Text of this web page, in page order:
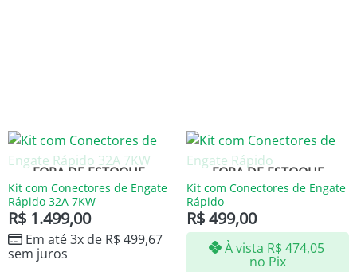
FORA DE ESTOQUE
Kit com Conectores de Engate
Rápido 32A 7KW
R$1.499,00
Em até 3x de R$499,67
sem juros
FORA DE ESTOQUE
Kit com Conectores de Engate
Rápido
R$499,00
À vista R$474,05
no Pix